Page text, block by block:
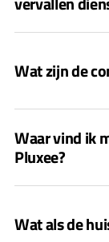
Wat zijn de
Waar vind ik
Pluxee?
Wat als de